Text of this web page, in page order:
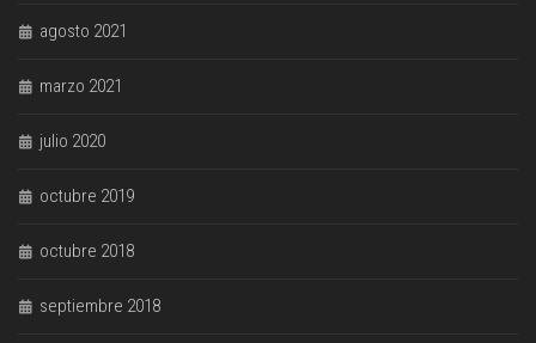
agosto 2021
marzo 2021
julio 2020
octubre 2019
octubre 2018
septiembre 2018